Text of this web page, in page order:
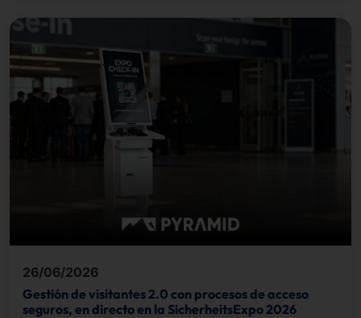
26/06/2026
Gestión de visitantes 2.0 con procesos de acceso
seguros, en directo en la SicherheitsExpo 2026